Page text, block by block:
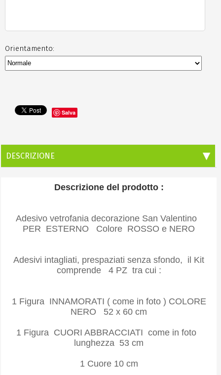
Salva
Orientamento:
DESCRIZIONE
Descrizione del prodotto :
Adesivo vetrofania decorazione San Valentino
PER ESTERNO Colore ROSSO e NERO
Adesivi intagliati, prespaziati senza sfondo, il Kit
comprende 4 PZ tra cui :
1 Figura INNAMORATI ( come in foto ) COLORE
NERO 52 x 60 cm
1 Figura CUORI ABBRACCIATI come in foto
lunghezza 53 cm
1 Cuore 10 cm